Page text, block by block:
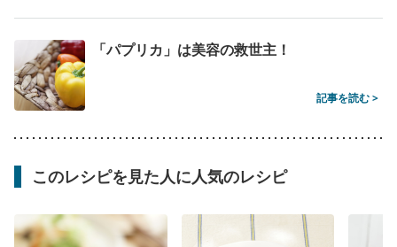
「パプリカ」は美容の救世主！
記事を読む >
このレシピを見た人に人気のレシピ